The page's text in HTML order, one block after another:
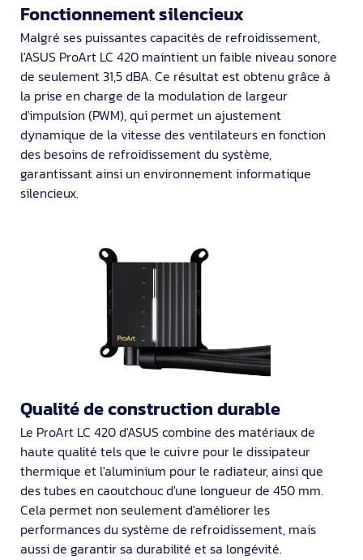
Fonctionnement silencieux
Malgré ses puissantes capacités de refroidissement,
l'ASUS ProArt LC 420 maintient un faible niveau sonore
de seulement 31,5 dBA. Ce résultat est obtenu grâce à
la prise en charge de la modulation de largeur
d'impulsion (PWM), qui permet un ajustement
dynamique de la vitesse des ventilateurs en fonction
des besoins de refroidissement du système,
garantissant ainsi un environnement informatique
silencieux.
Qualité de construction durable
Le ProArt LC 420 d'ASUS combine des matériaux de
haute qualité tels que le cuivre pour le dissipateur
thermique et l'aluminium pour le radiateur, ainsi que
des tubes en caoutchouc d'une longueur de 450 mm.
Cela permet non seulement d'améliorer les
performances du système de refroidissement, mais
aussi de garantir sa durabilité et sa longévité.